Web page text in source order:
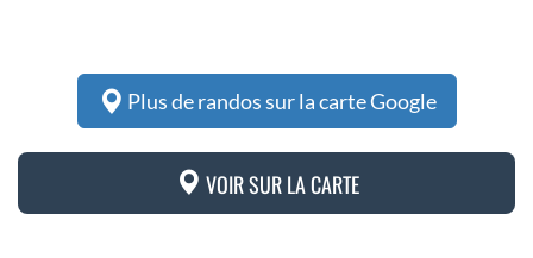
Plus de randos sur la carte Google
VOIR SUR LA CARTE